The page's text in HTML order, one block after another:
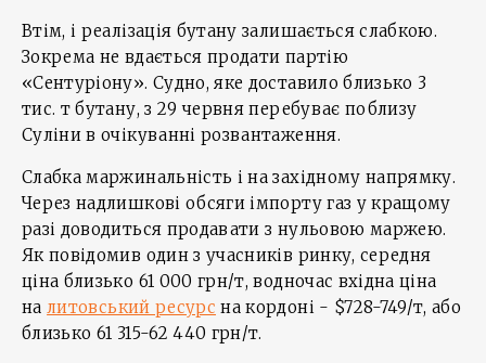
Втім, і реалізація бутану залишається слабкою.
Зокрема не вдається продати партію
«Сентуріону». Судно, яке доставило близько 3
тис. т бутану, з 29 червня перебуває поблизу
Суліни в очікуванні розвантаження.
Слабка маржинальність і на західному напрямку.
Через надлишкові обсяги імпорту газ у кращому
разі доводиться продавати з нульовою маржею.
Як повідомив один з учасників ринку, середня
ціна близько 61 000 грн/т, водночас вхідна ціна
налитовський ресурс на кордоні - $728-749/т, або
близько 61 315-62 440 грн/т.